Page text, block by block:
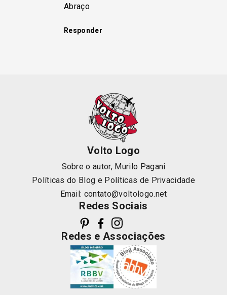
Abraço
Responder
Volto Logo
Sobre o autor, Murilo Pagani
Políticas do Blog e Políticas de Privacidade
Email: contato@voltologo.net
Redes Sociais
Redes e Associações